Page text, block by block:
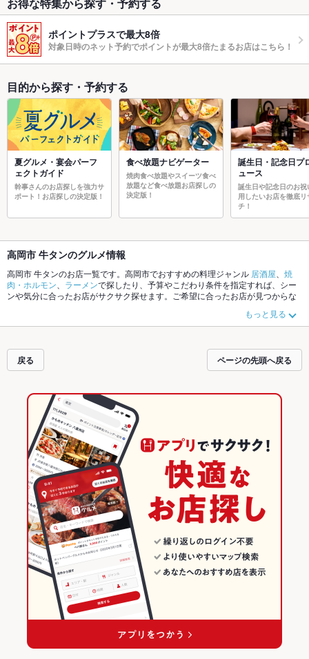
お得な特集から探す・予約する
ポイントプラスで最大8倍
対象日時のネット予約でポイントが最大8倍たまるお店はこちら！
目的から探す・予約する
夏グルメ・宴会パーフ
ェクトガイド
幹事さんのお店探しを強力サ
ポート！お店探しの決定版！
食べ放題ナビゲーター
焼肉食べ放題やスイーツ食べ
放題など食べ放題お店探しの
決定版！
誕生日・記念日プ
ュース
誕生日や記念日のお祝
用したいお店を徹底リ
チ！
高岡市 牛タンのグルメ情報
高岡市 牛タンのお店一覧です。高岡市でおすすめの料理ジャンル 居酒屋、 焼
肉・ホルモン、 ラーメンで探したり、予算やこだわり条件を指定すれば、シー
ンや気分に合ったお店がサクサク探せます。ご希望に合ったお店が見つからな
からあげ、手羽
先、串かつや季節のおすすめ料理など、お店の最新情報をご紹介しているので
うしの飲み会にも、会社の宴会にも、デートやパーティーにもお得に便利にホ
ットペッパーグルメをご利用ください。
もっと見る
戻る ページの先頭へ戻る